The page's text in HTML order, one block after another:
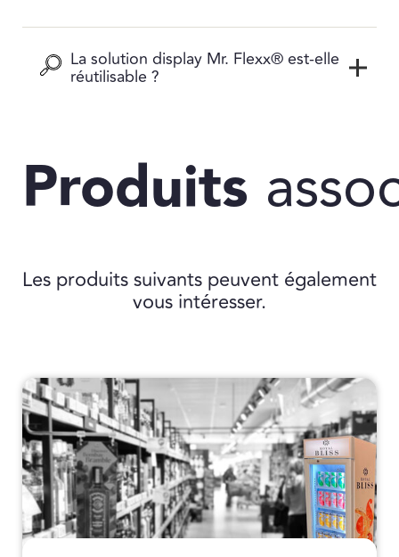
La solution display Mr. Flexx® est-elle
réutilisable ?
Produits
Les produits suivants peuvent également
vous intéresser.